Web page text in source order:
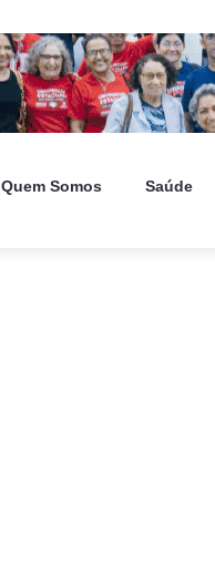
Quem Somos Saúde